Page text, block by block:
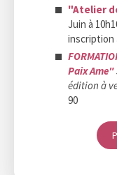
"Atelier
Juin à
inscription
Paix Ame"
édition à
90